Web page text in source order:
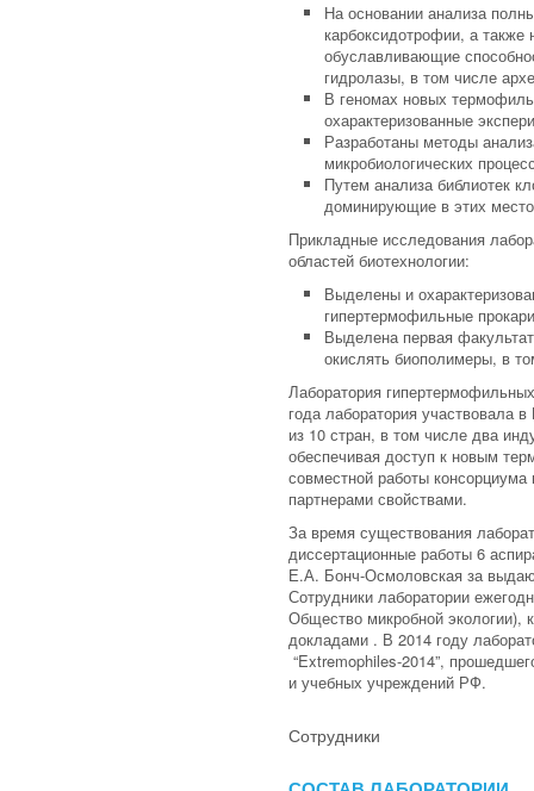
На основании анализа
карбоксидотрофии, а
обуславливающие
гидролазы, в том числе
В геномах новых
охарактеризованные
Разработаны методы
микробиологических
Путем анализа библиотек
доминирующие в этих
Прикладные исследования
областей биотехнологии:
Выделены и
гипертермофильные
Выделена первая
окислять биополимеры, в
Лаборатория
года лаборатория участвовала
из 10 стран, в том числе два
обеспечивая доступ к новым
совместной работы
партнерами свойствами.
За время существования
диссертационные работы 6
Е.А. Бонч-Осмоловская за
Сотрудники лаборатории
Общество микробной экологии),
докладами . В 2014 году
“Extremophiles-2014”,
и учебных учреждений РФ.
Сотрудники